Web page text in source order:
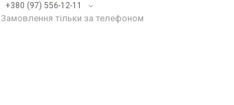
+380 (97) 556-12-11
Замовлення тільки за телефоном